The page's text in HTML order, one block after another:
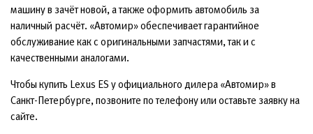
машину в зачёт новой, а также оформить автомобиль за
наличный расчёт. «Автомир» обеспечивает гарантийное
обслуживание как с оригинальными запчастями, так и с
качественными аналогами.
Чтобы купить Lexus ES у официального дилера «Автомир» в
Санкт-Петербурге, позвоните по телефону или оставьте заявку на
сайте.